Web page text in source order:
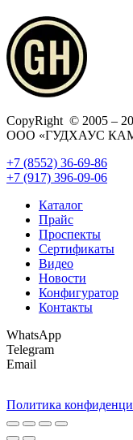
CopyRight © 2005 –
ООО «ГУДХАУС
+7 (8552) 36-69-86
+7 (917) 396-09-06
Каталог
Прайс
Проспекты
Сертификаты
Видео
Новости
Конфигуратор
Контакты
WhatsApp
Telegram
Email
Политика